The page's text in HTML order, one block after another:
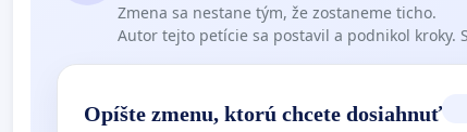
Zmena sa nestane tým, že zostaneme ticho.
Autor tejto petície sa postavil a podnikol kroky.
Opíšte zmenu, ktorú chcete dosiahnuť